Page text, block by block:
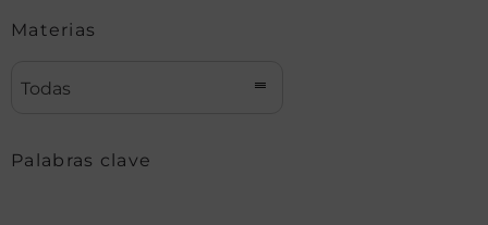
Materias
Todas
Palabras clave